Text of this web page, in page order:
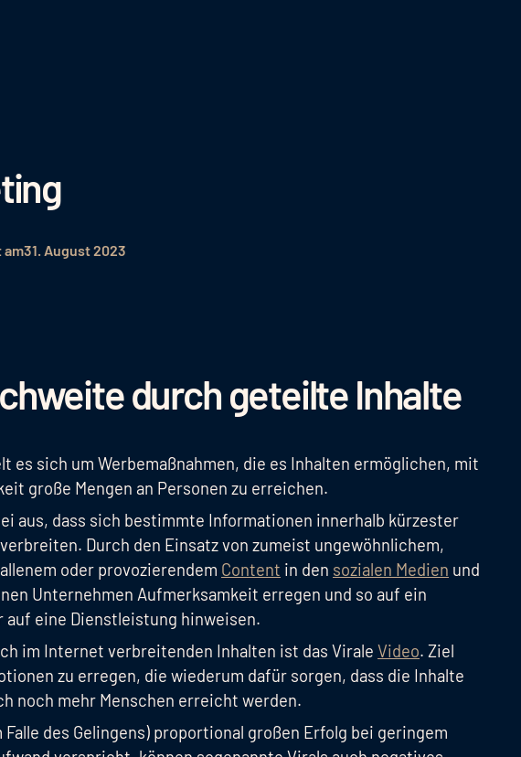
am31. August 2023
durch geteilte Inhalte
es sich um Werbemaßnahmen, die es Inhalten ermöglichen, mit
große Mengen an Personen zu erreichen.
aus, dass sich bestimmte Informationen innerhalb kürzester
Durch den Einsatz von zumeist ungewöhnlichem,
oder provozierendem Content in den sozialen Medien und
Unternehmen Aufmerksamkeit erregen und so auf ein
auf eine Dienstleistung hinweisen.
im Internet verbreitenden Inhalten ist das ViraleVideo. Ziel
zu erregen, die wiederum dafür sorgen, dass die Inhalte
noch mehr Menschen erreicht werden.
Falle des Gelingens) proportional großen Erfolg bei geringem